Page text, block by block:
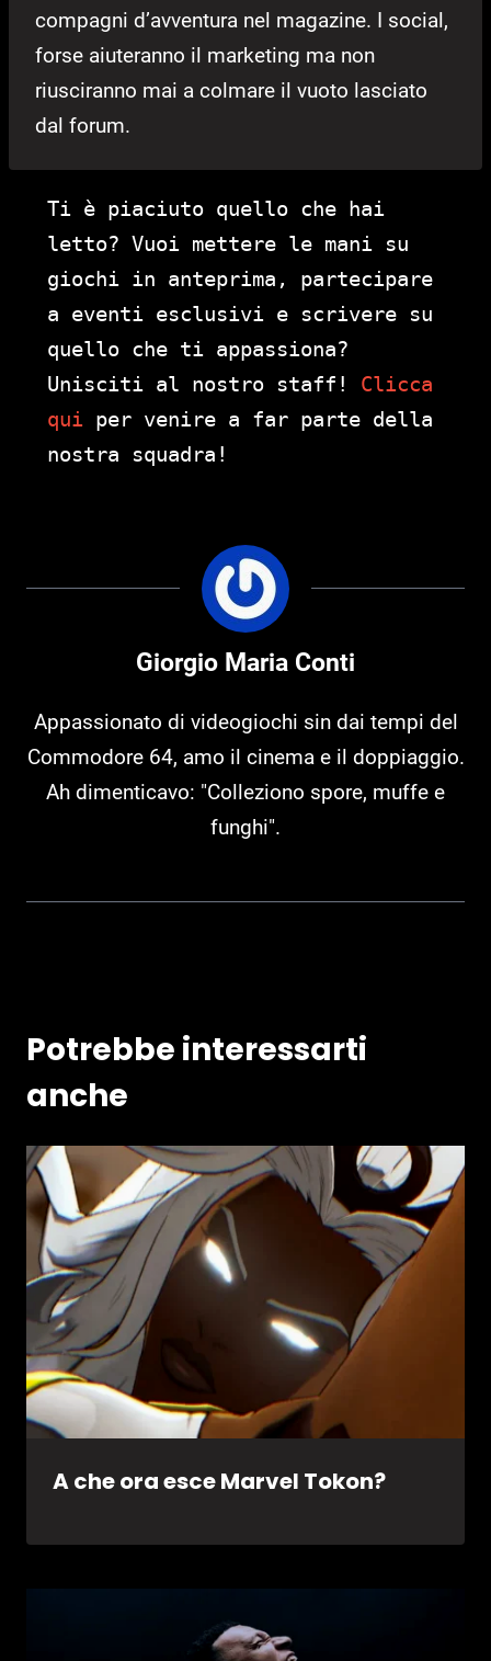
compagni d’avventura nel magazine. I social,
forse aiuteranno il marketing ma non
riusciranno mai a colmare il vuoto lasciato
dal forum.
Ti è piaciuto quello che hai
letto? Vuoi mettere le mani su
giochi in anteprima, partecipare
a eventi esclusivi e scrivere su
quello che ti appassiona?
Unisciti al nostro staff! Clicca
qui per venire a far parte della
nostra squadra!
Giorgio Maria Conti
Appassionato di videogiochi sin dai tempi del
Commodore 64, amo il cinema e il doppiaggio.
Ah dimenticavo: "Colleziono spore, muffe e
funghi".
Potrebbe interessarti
anche
A che ora esce Marvel Tokon?